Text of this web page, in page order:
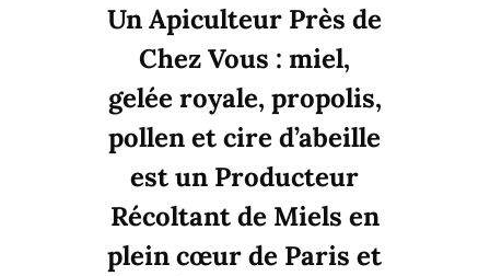
UnApiculteur Près de
Chez Vous : miel,
gelée royale, propolis,
pollen et cire d’abeille
est un Producteur
Récoltant de Miels en
plein cœur de Paris et